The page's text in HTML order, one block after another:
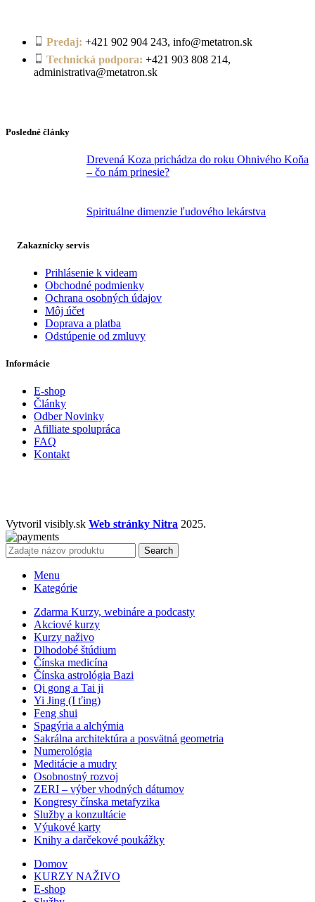
Predaj: +421 902 904 243, info@metatron.sk
Technická podpora: +421 903 808 214,
administrativa@metatron.sk
Posledné články
Drevená Koza prichádza do roku Ohnivého Koňa
– čo nám prinesie?
Spirituálne dimenzie ľudového lekárstva
Zakaznícky servis
Prihlásenie k videam
Obchodné podmienky
Ochrana osobných údajov
Môj účet
Doprava a platba
Odstúpenie od zmluvy
Informácie
E-shop
Články
Odber Novinky
Afilliate spolupráca
FAQ
Kontakt
Vytvoril visibly.sk Web stránky Nitra 2025.
Search
Menu
Kategórie
Zdarma Kurzy, webináre a podcasty
Akciové kurzy
Kurzy naživo
Dlhodobé štúdium
Čínska medicína
Čínska astrológia Bazi
Qi gong a Tai ji
Yi Jing (I ťing)
Feng shui
Spagýria a alchýmia
Sakrálna architektúra a posvätná geometria
Numerológia
Meditácie a mudry
Osobnostný rozvoj
ZERI – výber vhodných dátumov
Kongresy čínska metafyzika
Služby a konzultácie
Výukové karty
Knihy a darčekové poukážky
Domov
KURZY NAŽIVO
E-shop